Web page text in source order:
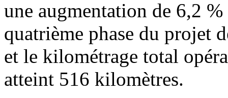
une augmentation de 6,2
quatrième phase du projet
et le kilométrage total
atteint 516 kilomètres.